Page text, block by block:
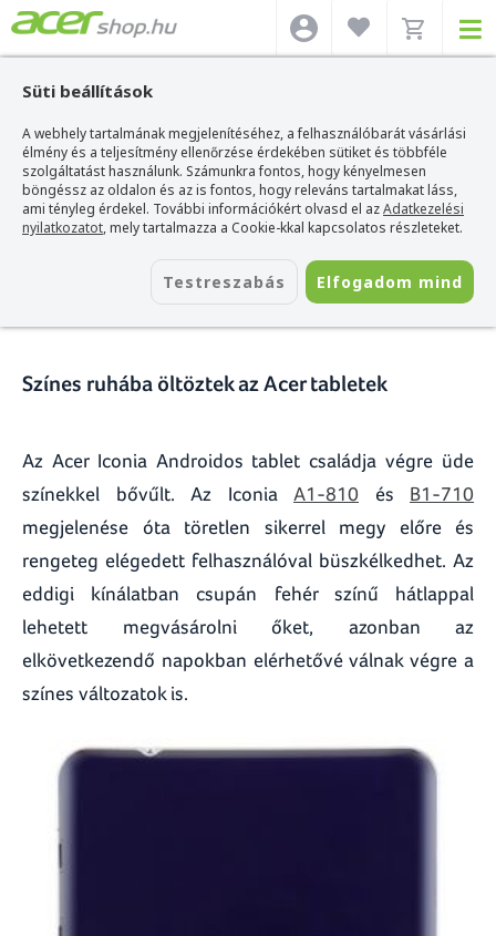
Süti beállítások
A webhely tartalmának megjelenítéséhez, a felhasználóbarát vásárlási
élmény és a teljesítmény ellenőrzése érdekében sütiket és többféle
szolgáltatást használunk. Számunkra fontos, hogy kényelmesen
böngéssz az oldalon és az is fontos, hogy releváns tartalmakat láss,
ami tényleg érdekel. További információkért olvasd el azAdatkezelési
nyilatkozatot, mely tartalmazza a Cookie-kkal kapcsolatos részleteket.
Testreszabás Elfogadom mind
Acer webshop>Hírek>Színes ruhába öltöztek az Acer tabletek
Színes ruhába öltöztek az Acer
tabletek
Színes ruhába öltöztek az Acer tabletek
Az Acer Iconia Androidos tablet családja végre üde
színekkel bővűlt. Az Iconia A1-810 és B1-710
megjelenése óta töretlen sikerrel megy előre és
rengeteg elégedett felhasználóval büszkélkedhet. Az
eddigi kínálatban csupán fehér színű hátlappal
lehetett megvásárolni őket, azonban az
elkövetkezendő napokban elérhetővé válnak végre a
színes változatok is.